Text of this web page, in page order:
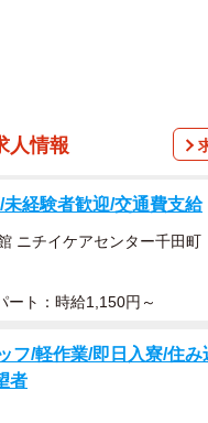
るのが大好きで、いつ
す。ポストされたポメラ
いました。
人情報
経験者歓迎/交通費支給
ニチイケアセンター千田町
ート：時給1,150円～
フ/軽作業/即日入寮/住み
者